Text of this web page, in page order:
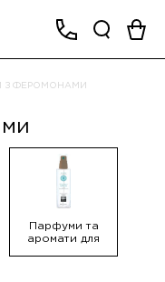
З ФЕРОМОНАМИ
Парфуми та
аромати для